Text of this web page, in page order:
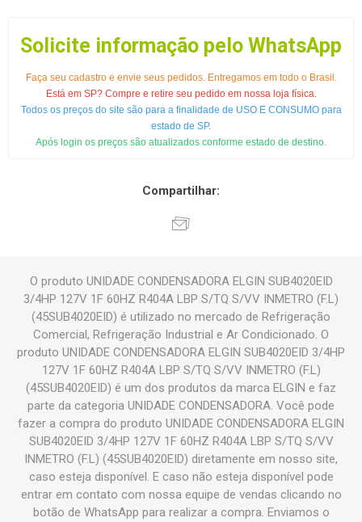
Solicite informação pelo WhatsApp
Faça seu cadastro e envie seus pedidos. Entregamos em todo o Brasil.
Está em SP? Compre e retire seu pedido em nossa loja física.
Todos os preços do site são para a finalidade de USO E CONSUMO para
estado de SP.
Após login os preços são atualizados conforme estado de destino.
Compartilhar:
O produto UNIDADE CONDENSADORA ELGIN SUB4020EID
3/4HP 127V 1F 60HZ R404A LBP S/TQ S/VV INMETRO (F.L)
(45SUB4020EID) é utilizado no mercado de Refrigeração
Comercial, Refrigeração Industrial e Ar Condicionado. O
produto UNIDADE CONDENSADORA ELGIN SUB4020EID 3/4HP
127V 1F 60HZ R404A LBP S/TQ S/VV INMETRO (F.L)
(45SUB4020EID) é um dos produtos da marca ELGIN e faz
parte da categoria UNIDADE CONDENSADORA. Você pode
fazer a compra do produto UNIDADE CONDENSADORA ELGIN
SUB4020EID 3/4HP 127V 1F 60HZ R404A LBP S/TQ S/VV
INMETRO (F.L) (45SUB4020EID) diretamente em nosso site,
caso esteja disponível. E caso não esteja disponível pode
entrar em contato com nossa equipe de vendas clicando no
botão de WhatsApp para realizar a compra. Enviamos o